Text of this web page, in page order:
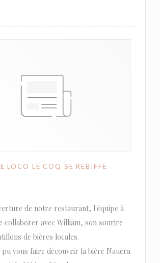
LOCO LE COQ SE REBIFFE
de notre restaurant, l'équipe à
collaborer avec William, son sourire
de bières locales.
pu vous faire découvrir la bière Nauera